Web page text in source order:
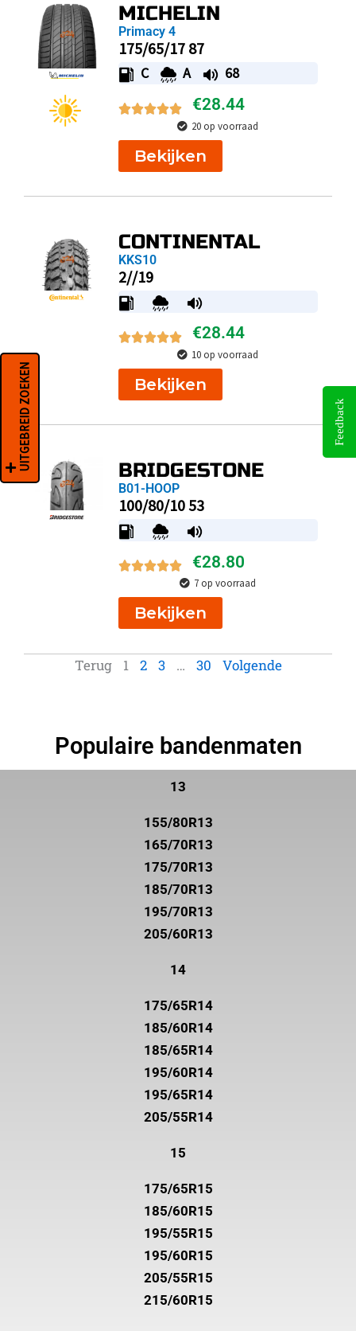
MICHELIN
Primacy 4
175/65/17 87
C A 68
€28.44
20 op voorraad
Bekijken
CONTINENTAL
KKS10
2//19
€28.44
10 op voorraad
Bekijken
BRIDGESTONE
B01-HOOP
100/80/10 53
€28.80
7 op voorraad
Bekijken
Terug 1 2 3 … 30 Volgende
Populaire bandenmaten
13
155/80R13
165/70R13
175/70R13
185/70R13
195/70R13
205/60R13
14
175/65R14
185/60R14
185/65R14
195/60R14
195/65R14
205/55R14
15
175/65R15
185/60R15
195/55R15
195/60R15
205/55R15
215/60R15
UITGEBREID ZOEKEN Feedback